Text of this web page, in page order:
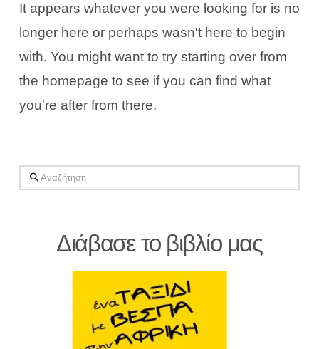
It appears whatever you were looking for is no
longer here or perhaps wasn't here to begin
with. You might want to try starting over from
the homepage to see if you can find what
you're after from there.
Αναζήτηση
Διάβασε το βιβλίο μας